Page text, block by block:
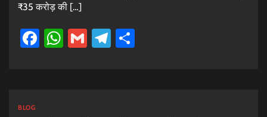
₹35 करोड़ की […]
Facebook
WhatsApp
GmailTelegram
BLOG